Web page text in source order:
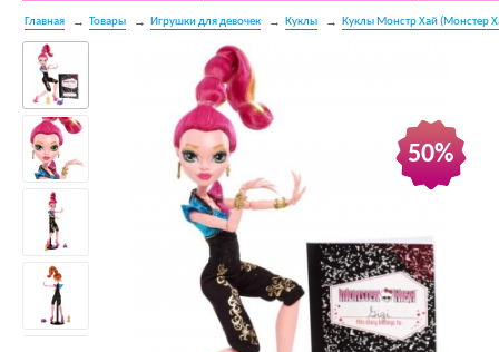
Главная Товары Игрушки для девочек Куклы Куклы Монстр Хай (Монстер
50%